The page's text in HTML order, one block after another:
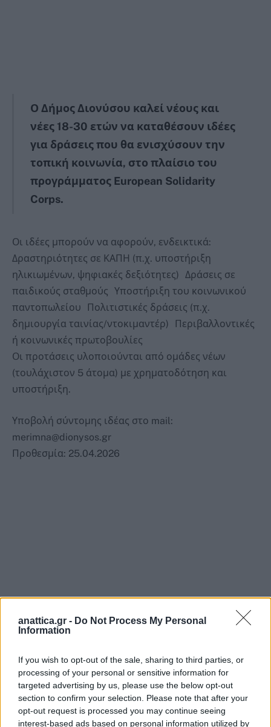
anattica.gr - Do Not Process My Personal
Information
If you wish to opt-out of the sale, sharing to third parties, or
processing of your personal or sensitive information for
targeted advertising by us, please use the below opt-out
section to confirm your selection. Please note that after your
opt-out request is processed you may continue seeing
interest-based ads based on personal information utilized by
Ο Δήμος Διονύσου καλεί νέους και
νέες 18-30 ετών να καταθέσουν ιδέες
για δράσεις που θα ενισχύσουν την
τοπική κοινωνία, στο πλαίσιο του
προγράμματος European Solidarity
Corps.
Οι ιδέες μπορούν να αφορούν, ενδεικτικά:
Δραστηριότητες σε ΚΑΠΗ (π.χ. υποστήριξη
ηλικιωμένων, ψηφιακές δεξιότητες) Δράσεις σε
παιδικούς σταθμούς Υποστήριξη του κοινωνικού
παντοπωλείου Πολιτιστικές δράσεις (π.χ.
δημιουργία ταινίας/ντοκιμαντέρ) Περιβαλλοντικές
ή κοινωνικές πρωτοβουλίες
Οι προτάσεις υλοποιούνται από ομάδες νέων
(τουλάχιστον 5 άτομα) με χρηματοδότηση και
υποστήριξη.
Υποβολή σύντομης ιδέας στο mail:
merimna@dionysos.gr
Προθεσμία: 25.04.2026